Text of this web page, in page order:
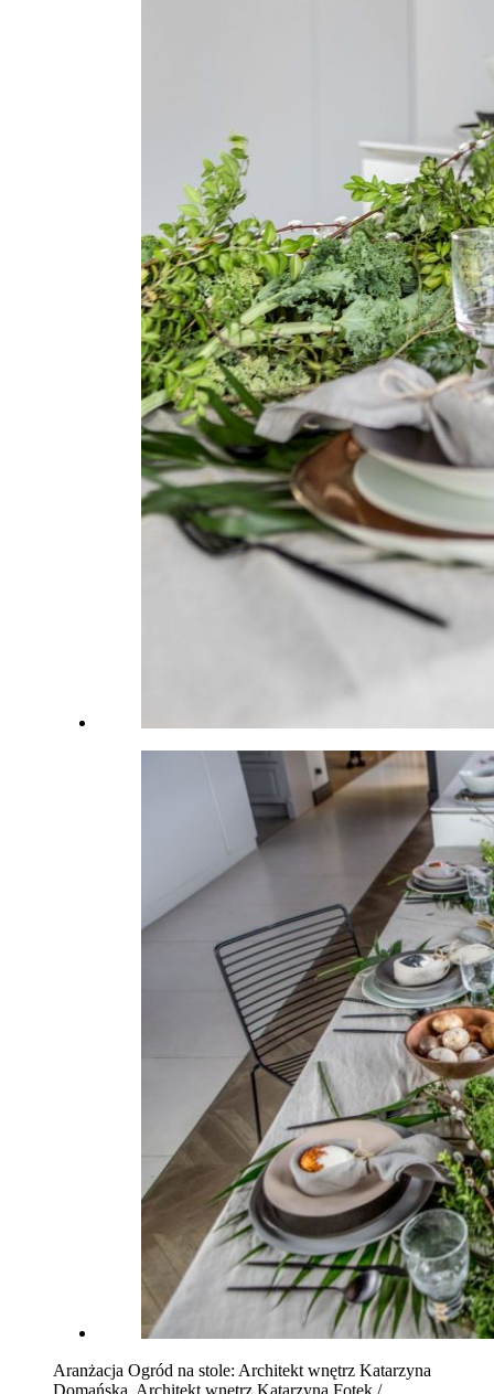
Aranżacja Ogród na stole: Architekt wnętrz Katarzyna
Domańska, Architekt wnętrz Katarzyna Fotek /